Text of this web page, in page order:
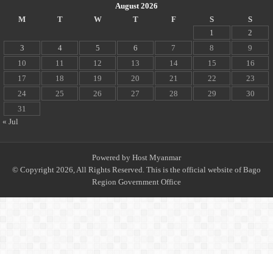
August 2026
M
T W T F S
S
1
2
3
4 5 6 7 8
9
10
11 12 13 14 15
16
17
18 19 20 21 22
23
24
25 26 27 28 29
30
31
« Jul
Powered by Host Myanmar
© Copyright 2026, All Rights Reserved. This is the official website of Bago
Region Government Office